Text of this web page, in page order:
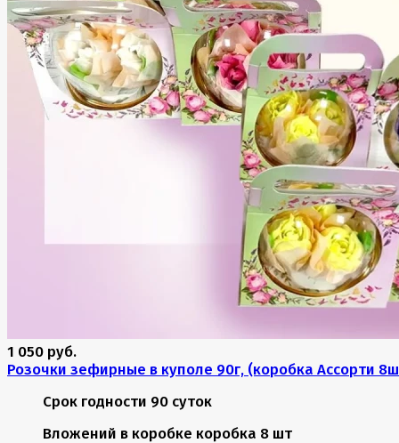
1 050 руб.
Розочки зефирные в куполе 90г, (коробка Ассорти
Срок годности 90 суток
Вложений в коробке коробка 8 шт